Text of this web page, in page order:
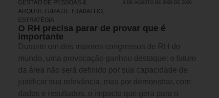
GESTÃO DE PESSOAS &
ARQUITETURA DE TRABALHO
ESTRATÉGIA
4 DE AGOSTO DE 2026 DE 2026
O RH precisa parar de provar que é
importante
Durante um dos maiores congressos de RH do
mundo, uma provocação ganhou destaque: o futuro
da área não será definido por sua capacidade de
justificar sua relevância, mas por demonstrar, com
dados e resultados, o impacto que gera para o